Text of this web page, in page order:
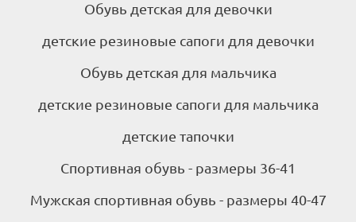
Обувь детская для девочки
детские резиновые сапоги для девочки
Обувь детская для мальчика
детские резиновые сапоги для мальчика
детские тапочки
Спортивная обувь - размеры 36-41
Мужская спортивная обувь - размеры 40-47